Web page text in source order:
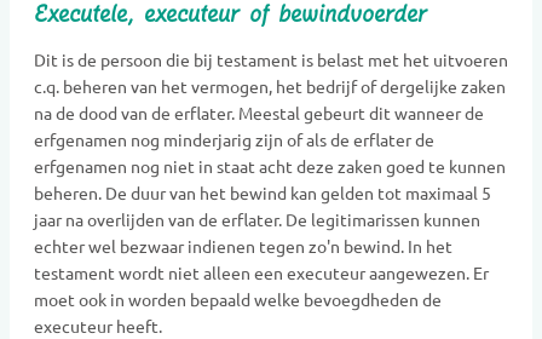
Executele, executeur of bewindvoerder
Dit is de persoon die bij testament is belast met het uitvoeren
c.q. beheren van het vermogen, het bedrijf of dergelijke zaken
na de dood van de erflater. Meestal gebeurt dit wanneer de
erfgenamen nog minderjarig zijn of als de erflater de
erfgenamen nog niet in staat acht deze zaken goed te kunnen
beheren. De duur van het bewind kan gelden tot maximaal 5
jaar na overlijden van de erflater. De legitimarissen kunnen
echter wel bezwaar indienen tegen zo'n bewind. In het
testament wordt niet alleen een executeur aangewezen. Er
moet ook in worden bepaald welke bevoegdheden de
executeur heeft.